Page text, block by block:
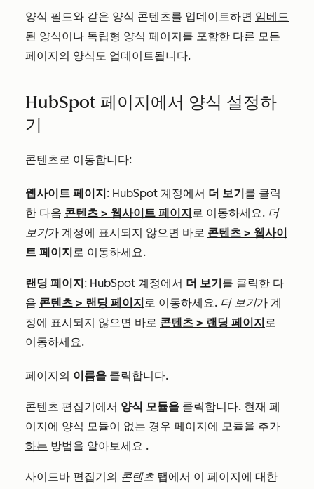
양식 필드와 같은 양식 콘텐츠를 업데이트하면 임베드
된 양식이나 독립형 양식 페이지를 포함한 다른 모든
페이지의 양식도 업데이트됩니다.
HubSpot 페이지에서 양식 설정하
기
콘텐츠로 이동합니다:
웹사이트 페이지: HubSpot 계정에서 더 보기를 클릭
한 다음 콘텐츠 > 웹사이트 페이지로 이동하세요. 더
보기가 계정에 표시되지 않으면 바로 콘텐츠 > 웹사이
트 페이지로 이동하세요.
랜딩 페이지: HubSpot 계정에서 더 보기를 클릭한 다
음 콘텐츠 > 랜딩 페이지로 이동하세요. 더 보기가 계
정에 표시되지 않으면 바로 콘텐츠 > 랜딩 페이지로
이동하세요.
페이지의 이름을 클릭합니다.
콘텐츠 편집기에서 양식 모듈을 클릭합니다. 현재 페
이지에 양식 모듈이 없는 경우 페이지에 모듈을 추가
하는 방법을 알아보세요 .
사이드바 편집기의 콘텐츠 탭에서 이 페이지에 대한